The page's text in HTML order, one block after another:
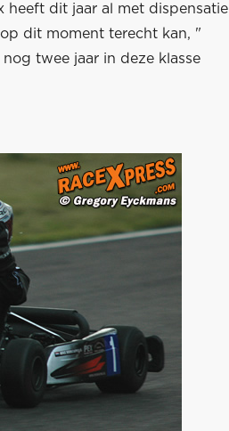
heeft dit jaar al met dispensatie
dit moment terecht kan, "
twee jaar in deze klasse